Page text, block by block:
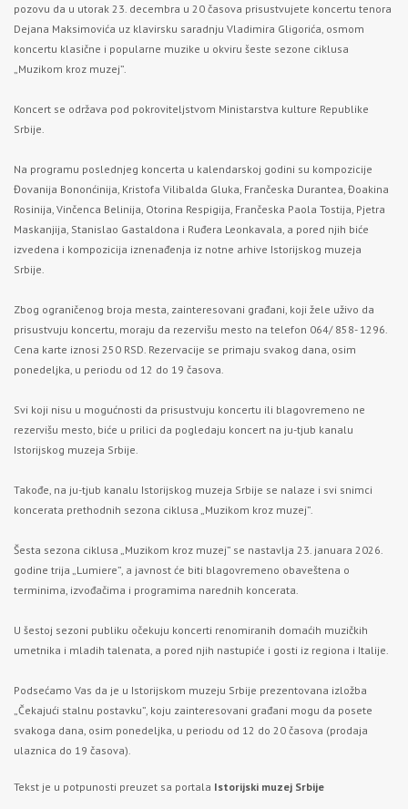
pozovu da u utorak 23. decembra u 20 časova prisustvujete koncertu tenora
Dejana Maksimovića uz klavirsku saradnju Vladimira Gligorića, osmom
koncertu klasične i popularne muzike u okviru šeste sezone ciklusa
„Muzikom kroz muzej”.
Koncert se održava pod pokroviteljstvom Ministarstva kulture Republike
Srbije.
Na programu poslednjeg koncerta u kalendarskoj godini su kompozicije
Đovanija Bononćinija, Kristofa Vilibalda Gluka, Frančeska Durantea, Đoakina
Rosinija, Vinčenca Belinija, Otorina Respigija, Frančeska Paola Tostija, Pjetra
Maskanjija, Stanislao Gastaldona i Ruđera Leonkavala, a pored njih biće
izvedena i kompozicija iznenađenja iz notne arhive Istorijskog muzeja
Srbije.
Zbog ograničenog broja mesta, zainteresovani građani, koji žele uživo da
prisustvuju koncertu, moraju da rezervišu mesto na telefon 064/ 858- 1296.
Cena karte iznosi 250 RSD. Rezervacije se primaju svakog dana, osim
ponedeljka, u periodu od 12 do 19 časova.
Svi koji nisu u mogućnosti da prisustvuju koncertu ili blagovremeno ne
rezervišu mesto, biće u prilici da pogledaju koncert na ju-tjub kanalu
Istorijskog muzeja Srbije.
Takođe, na ju-tjub kanalu Istorijskog muzeja Srbije se nalaze i svi snimci
koncerata prethodnih sezona ciklusa „Muzikom kroz muzej”.
Šesta sezona ciklusa „Muzikom kroz muzej” se nastavlja 23. januara 2026.
godine trija „Lumiere”, a javnost će biti blagovremeno obaveštena o
terminima, izvođačima i programima narednih koncerata.
U šestoj sezoni publiku očekuju koncerti renomiranih domaćih muzičkih
umetnika i mladih talenata, a pored njih nastupiće i gosti iz regiona i Italije.
Podsećamo Vas da je u Istorijskom muzeju Srbije prezentovana izložba
„Čekajući stalnu postavku”, koju zainteresovani građani mogu da posete
svakoga dana, osim ponedeljka, u periodu od 12 do 20 časova (prodaja
ulaznica do 19 časova).
Tekst je u potpunosti preuzet sa portala Istorijski muzej Srbije